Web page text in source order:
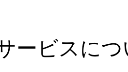
ービスに